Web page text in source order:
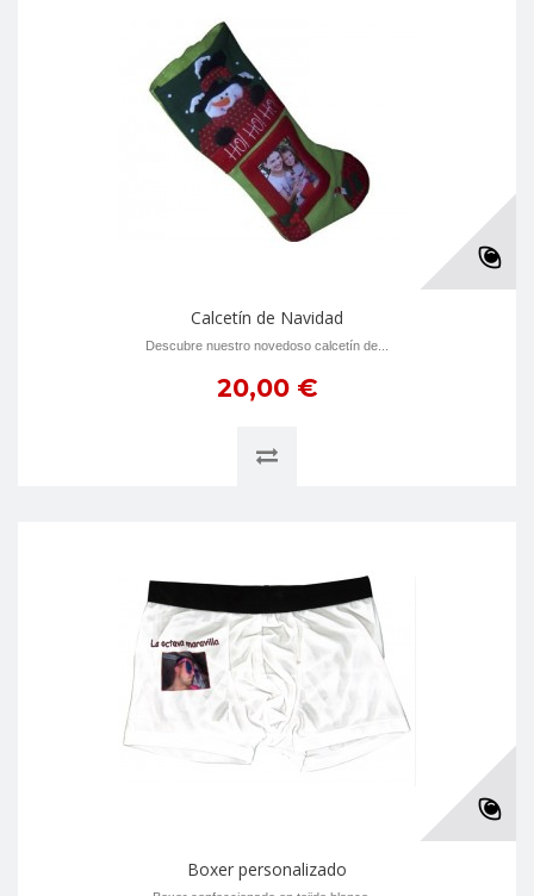
Calcetín de Navidad
Descubre nuestro novedoso calcetín de...
20,00 €
Boxer personalizado